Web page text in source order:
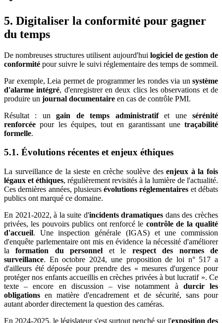
5. Digitaliser la conformité pour gagner
du temps
De nombreuses structures utilisent aujourd'hui logiciel de gestion de
conformité pour suivre le suivi réglementaire des temps de sommeil.
Par exemple, Leia permet de programmer les rondes via un système
d'alarme intégré, d'enregistrer en deux clics les observations et de
produire un journal documentaire en cas de contrôle PMI.
Résultat : ungain de temps administratifet unesérénité
renforcée pour les équipes, tout en garantissant une traçabilité
formelle.
5.1. Évolutions récentes et enjeux éthiques
La surveillance de la sieste en crèche soulève desenjeux à la fois
légaux et éthiques, régulièrement revisités à la lumière de l'actualité.
Ces dernières années, plusieursévolutions réglementaires et débats
publics ont marqué ce domaine.
En 2021-2022, à la suite d'incidents dramatiques dans des crèches
privées, les pouvoirs publics ont renforcé le contrôle de la qualité
d'accueil. Une inspection générale (IGAS) et une commission
d'enquête parlementaire ont mis en évidence la nécessité d'améliorer
laformation du personnel et le respect des normes de
surveillance. En octobre 2024, une proposition de loi n° 517 a
d'ailleurs été déposée pour prendre des « mesures d'urgence pour
protéger nos enfants accueillis en crèches privées à but lucratif ». Ce
texte – encore en discussion – vise notamment à durcir les
obligations en matière d'encadrement et de sécurité, sans pour
autant aborder directement la question des caméras.
En 2024-2025, le législateur s'est surtout penché sur l'exposition des